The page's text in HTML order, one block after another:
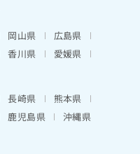
岡山県
広島県
香川県
愛媛県
長崎県
熊本県
鹿児島県 沖縄県